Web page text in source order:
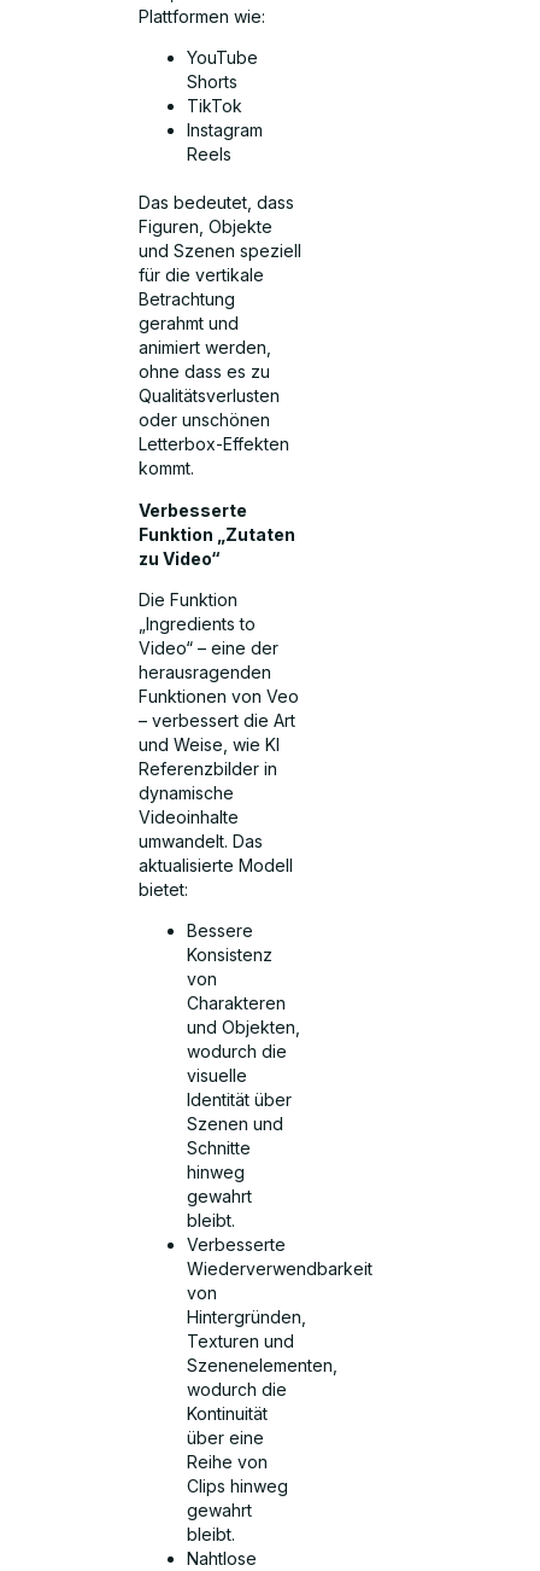
Plattformen wie:
YouTube
Shorts
TikTok
Instagram
Reels
Das bedeutet, dass
Figuren, Objekte
und Szenen speziell
für die vertikale
Betrachtung
gerahmt und
animiert werden,
ohne dass es zu
Qualitätsverlusten
oder unschönen
Letterbox-Effekten
kommt.
Verbesserte
Funktion „Zutaten
zu Video“
Die Funktion
„Ingredients to
Video“ – eine der
herausragenden
Funktionen von Veo
– verbessert die Art
und Weise, wie KI
Referenzbilder in
dynamische
Videoinhalte
umwandelt. Das
aktualisierte Modell
bietet:
Bessere
Konsistenz
von
Charakteren
und Objekten,
wodurch die
visuelle
Identität über
Szenen und
Schnitte
hinweg
gewahrt
bleibt.
Verbesserte
Wiederverwendbarkeit
von
Hintergründen,
Texturen und
Szenenelementen,
wodurch die
Kontinuität
über eine
Reihe von
Clips hinweg
gewahrt
bleibt.
Nahtlose